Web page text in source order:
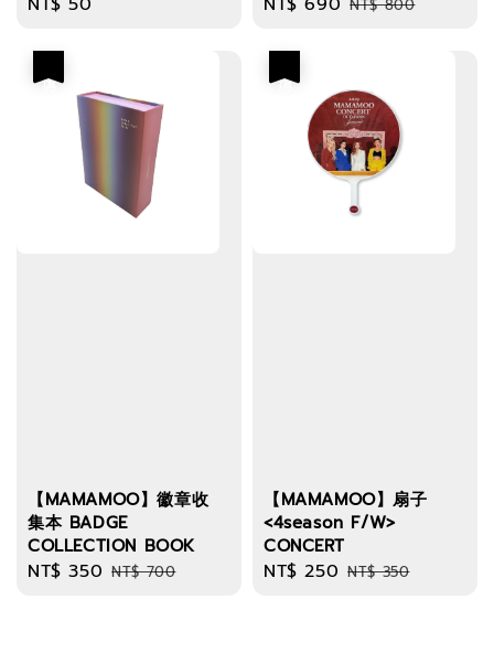
NT$ 800
【MAMAMOO】徽章收
集本 BADGE
COLLECTION BOOK
Sale
NT$ 350 Regular
NT$ 700
【MAMAMOO】扇子
<4season F/W>
CONCERT
Sale
NT$ 250 Regular
NT$ 350